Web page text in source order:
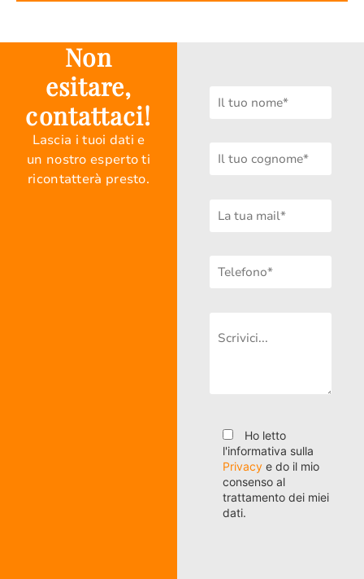
Non
esitare,
contattaci!
Lascia i tuoi dati e
un nostro esperto ti
ricontatterà presto.
Ho letto
l'informativa sulla
Privacy e do il mio
consenso al
trattamento dei miei
dati.